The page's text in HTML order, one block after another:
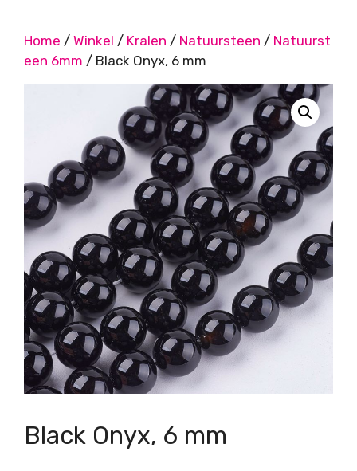
Home / Winkel / Kralen / Natuursteen / Natuurst
een 6mm / Black Onyx, 6 mm
Black Onyx, 6 mm